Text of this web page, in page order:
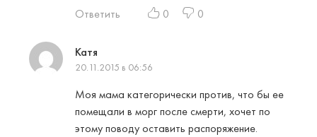
Ответить
0 0
Катя
20.11.2015 в 06:56
Моя мама категорически против, что бы ее
помещали в морг после смерти, хочет по
этому поводу оставить распоряжение.